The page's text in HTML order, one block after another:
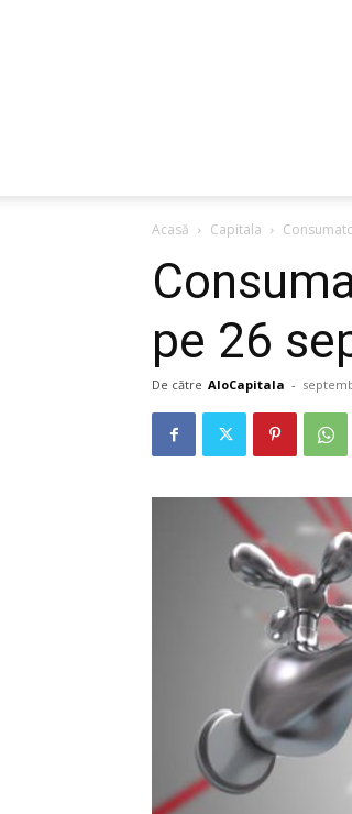
Acasă Capitala
pe 26
De către AloCapitala -